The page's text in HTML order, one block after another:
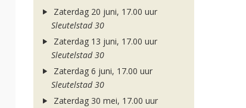
Zaterdag 20 juni, 17.00 uur
Sleutelstad 30
Zaterdag 13 juni, 17.00 uur
Sleutelstad 30
Zaterdag 6 juni, 17.00 uur
Sleutelstad 30
Zaterdag 30 mei, 17.00 uur